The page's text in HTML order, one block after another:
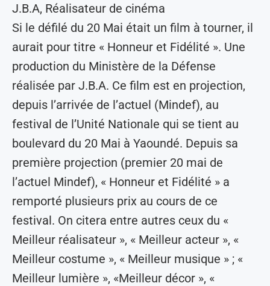
J.B.A, Réalisateur de cinéma
Si le défilé du 20 Mai était un film à tourner, il
aurait pour titre « Honneur et Fidélité ». Une
production du Ministère de la Défense
réalisée par J.B.A. Ce film est en projection,
depuis l’arrivée de l’actuel (Mindef), au
festival de l’Unité Nationale qui se tient au
boulevard du 20 Mai à Yaoundé. Depuis sa
première projection (premier 20 mai de
l’actuel Mindef), « Honneur et Fidélité » a
remporté plusieurs prix au cours de ce
festival. On citera entre autres ceux du «
Meilleur réalisateur », « Meilleur acteur », «
Meilleur costume », « Meilleur musique » ; «
Meilleur lumière », «Meilleur décor », «